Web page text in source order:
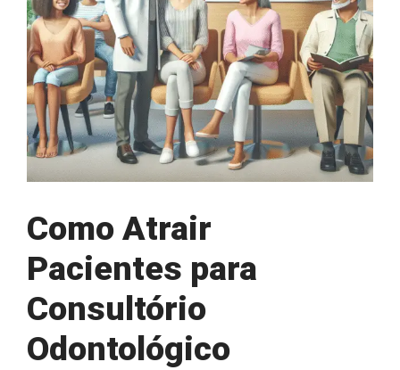
Como Atrair
Pacientes para
Consultório
Odontológico